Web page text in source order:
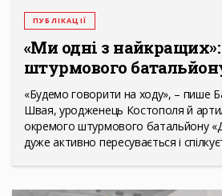
ПУБЛІКАЦІЇ
«Ми одні з
штурмового
«Будемо говорити на ходу», – пише
Швая, уродженець Костополя й
окремого штурмового батальйону
дуже активно пересувається і